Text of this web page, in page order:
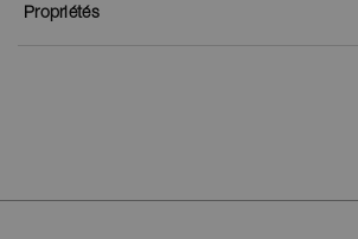
Propriétés